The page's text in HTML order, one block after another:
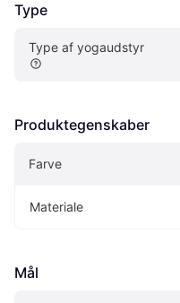
Type
Type af yogaudstyr
Produktegenskaber
Farve
Materiale
Mål